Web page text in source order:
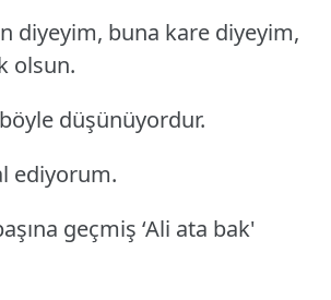
diyeyim, buna kare diyeyim,
olsun.
düşünüyordur.
ediyorum.
geçmiş ‘Ali ata bak'